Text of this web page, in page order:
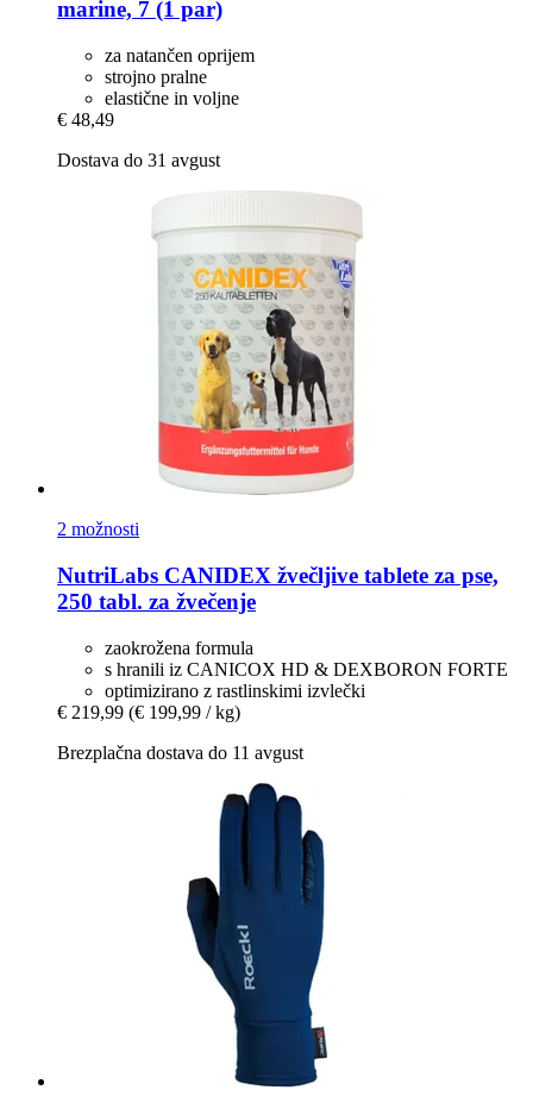
marine, 7 (1 par)
za natančen oprijem
strojno pralne
elastične in voljne
€ 48,49
Dostava do 31 avgust
2 možnosti
NutriLabs CANIDEX žvečljive tablete za pse,
250 tabl. za žvečenje
zaokrožena formula
s hranili iz CANICOX HD & DEXBORON FORTE
optimizirano z rastlinskimi izvlečki
€ 219,99 (€ 199,99 / kg)
Brezplačna dostava do 11 avgust